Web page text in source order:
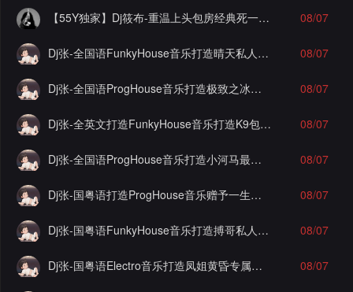
【55Y独家】Dj筱布-重温上头包房经典死一样的痛苦Electro串烧 08/07
Dj张-全国语FunkyHouse音乐打造晴天私人订制谁明浪子心实录串烧Vol.1 08/07
Dj张-全国语ProgHouse音乐打造极致之冰徐颖思漂泊的感情实录串烧Vol.30 08/07
Dj张-全英文打造FunkyHouse音乐打造K9包房实录串烧 08/07
Dj张-全国语ProgHouse音乐打造小河马最佳损友实录串烧Vol.1 08/07
Dj张-国粤语打造ProgHouse音乐赠予一生之敌酷佳实录串烧Vol.3 08/07
Dj张-国粤语FunkyHouse音乐打造搏哥私人定制泡沫实录串烧Vol.1 08/07
Dj张-国粤语Electro音乐打造凤姐黄昏专属实录串烧Vol.2 08/07